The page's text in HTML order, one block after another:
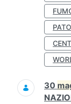
30